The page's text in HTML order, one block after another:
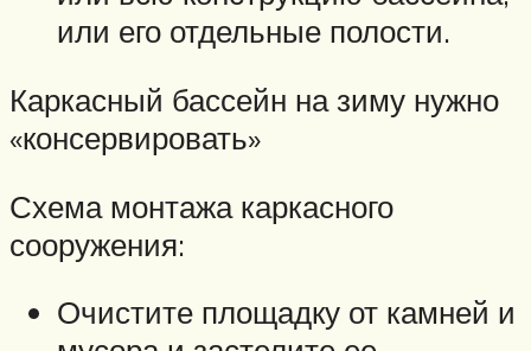
или его отдельные полости.
Каркасный бассейн на зиму нужно
«консервировать»
Схема монтажа каркасного
сооружения:
Очистите площадку от камней и